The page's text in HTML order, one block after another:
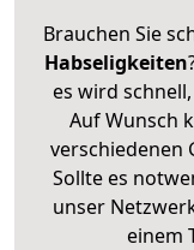
Brauchen Sie
Habseligkeiten
es wird
Auf Wunsch
verschiedenen
Sollte es
unser
einem